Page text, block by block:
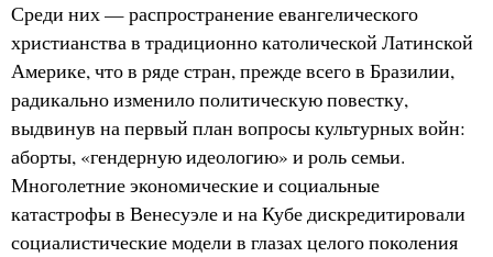
Среди них — распространение евангелического
христианства в традиционно католической Латинской
Америке, что в ряде стран, прежде всего в Бразилии,
радикально изменило политическую повестку,
выдвинув на первый план вопросы культурных войн:
аборты, «гендерную идеологию» и роль семьи.
Многолетние экономические и социальные
катастрофы в Венесуэле и на Кубе дискредитировали
социалистические модели в глазах целого поколения